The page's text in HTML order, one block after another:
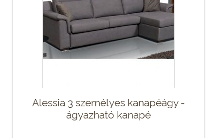
Alessia 3 személyes kanapéágy -
ágyazható kanapé